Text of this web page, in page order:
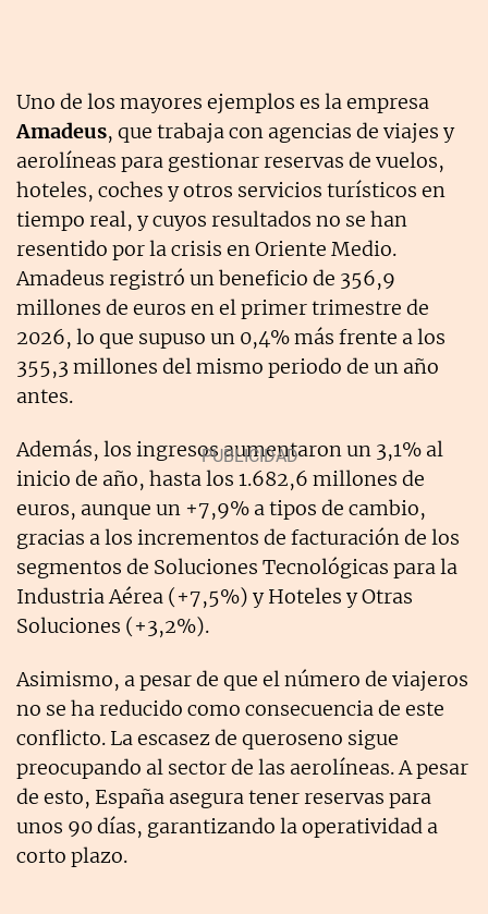
Uno de los mayores ejemplos es la empresa
Amadeus, que trabaja con agencias de viajes y
aerolíneas para gestionar reservas de vuelos,
hoteles, coches y otros servicios turísticos en
tiempo real, y cuyos resultados no se han
resentido por la crisis en Oriente Medio.
Amadeus registró un beneficio de 356,9
millones de euros en el primer trimestre de
2026, lo que supuso un 0,4% más frente a los
355,3 millones del mismo periodo de un año
antes.
Además, los ingresos aumentaron un 3,1% al
inicio de año, hasta los 1.682,6 millones de
euros, aunque un +7,9% a tipos de cambio,
gracias a los incrementos de facturación de los
segmentos de Soluciones Tecnológicas para la
Industria Aérea (+7,5%) y Hoteles y Otras
Soluciones (+3,2%).
Asimismo, a pesar de que el número de viajeros
no se ha reducido como consecuencia de este
conflicto. La escasez de queroseno sigue
preocupando al sector de las aerolíneas. A pesar
de esto, España asegura tener reservas para
unos 90 días, garantizando la operatividad a
corto plazo.